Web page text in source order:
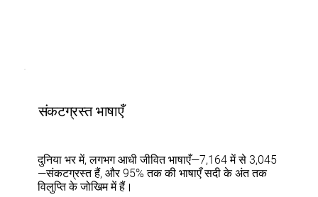
संकटग्रस्त भाषाएँ
दुनिया भर में, लगभग आधी जीवित भाषाएँ—7,164 में से 3,045
—संकटग्रस्त हैं, और 95% तक की भाषाएँ सदी के अंत तक
विलुप्ति के जोखिम में हैं।